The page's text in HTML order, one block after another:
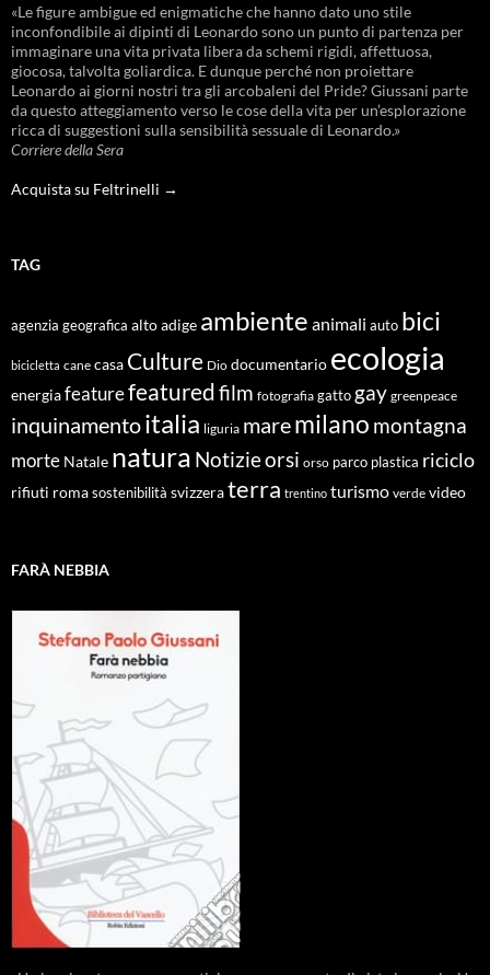
«Le figure ambigue ed enigmatiche che hanno dato uno stile
inconfondibile ai dipinti di Leonardo sono un punto di partenza per
immaginare una vita privata libera da schemi rigidi, affettuosa,
giocosa, talvolta goliardica. E dunque perché non proiettare
Leonardo ai giorni nostri tra gli arcobaleni del Pride? Giussani parte
da questo atteggiamento verso le cose della vita per un’esplorazione
ricca di suggestioni sulla sensibilità sessuale di Leonardo.»
Corriere della Sera
Acquista su Feltrinelli →
TAG
agenzia geografica alto adige ambiente animali auto bici
bicicletta cane casa Culture Dio documentario ecologia
energiafeaturefeaturedfilm fotografia gatto gay greenpeace
inquinamentoitalia liguria maremilano montagna
morte Natale natura Notizieorsi orso parco plastica riciclo
rifiuti roma sostenibilità svizzeraterra trentino turismo verde video
FARÀ NEBBIA